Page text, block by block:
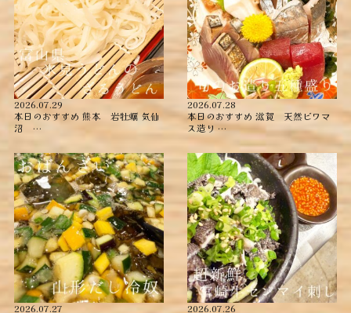
2026.07.29
本日のおすすめ ︎熊本 岩牡蠣 ︎気仙
沼 …
2026.07.28
本日のおすすめ ︎滋賀 天然ビワマ
ス造り …
2026.07.27
2026.07.26